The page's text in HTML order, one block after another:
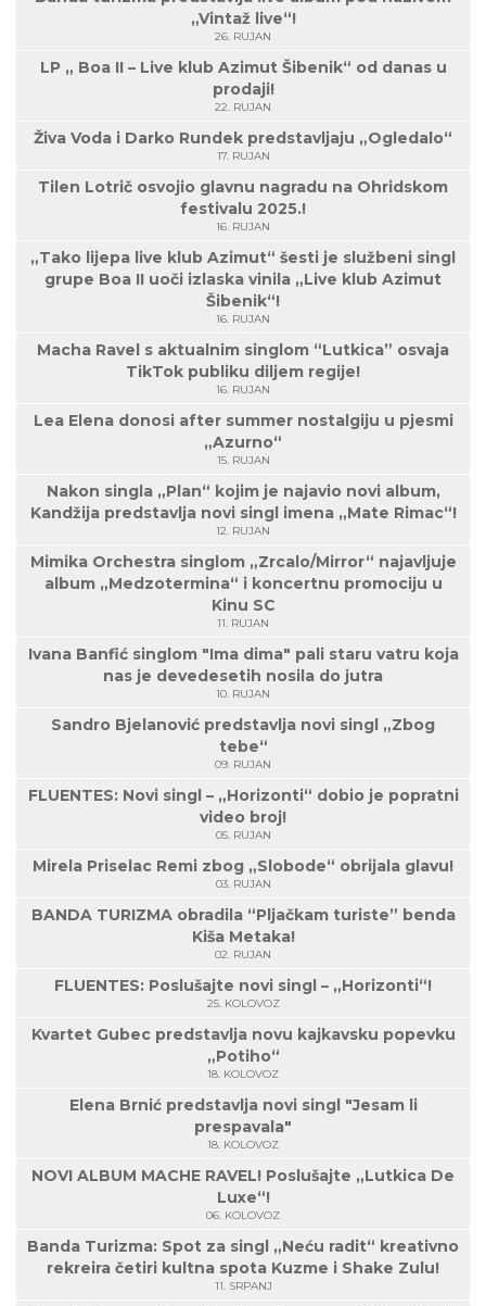
„Vintaž live“!
26. RUJAN
LP „ Boa II – Live klub Azimut Šibenik“ od danas u
prodaji!
22. RUJAN
Živa Voda i Darko Rundek predstavljaju „Ogledalo“
17. RUJAN
Tilen Lotrič osvojio glavnu nagradu na Ohridskom
festivalu 2025.!
16. RUJAN
„Tako lijepa live klub Azimut“ šesti je službeni singl
grupe Boa II uoči izlaska vinila „Live klub Azimut
Šibenik“!
16. RUJAN
Macha Ravel s aktualnim singlom “Lutkica” osvaja
TikTok publiku diljem regije!
16. RUJAN
Lea Elena donosi after summer nostalgiju u pjesmi
„Azurno“
15. RUJAN
Nakon singla „Plan“ kojim je najavio novi album,
Kandžija predstavlja novi singl imena „Mate Rimac“!
12. RUJAN
Mimika Orchestra singlom „Zrcalo/Mirror“ najavljuje
album „Medzotermina“ i koncertnu promociju u
Kinu SC
11. RUJAN
Ivana Banfić singlom "Ima dima" pali staru vatru koja
nas je devedesetih nosila do jutra
10. RUJAN
Sandro Bjelanović predstavlja novi singl „Zbog
tebe“
09. RUJAN
FLUENTES: Novi singl – „Horizonti“ dobio je popratni
video broj!
05. RUJAN
Mirela Priselac Remi zbog „Slobode“ obrijala glavu!
03. RUJAN
BANDA TURIZMA obradila “Pljačkam turiste” benda
Kiša Metaka!
02. RUJAN
FLUENTES: Poslušajte novi singl – „Horizonti“!
25. KOLOVOZ
Kvartet Gubec predstavlja novu kajkavsku popevku
„Potiho“
18. KOLOVOZ
Elena Brnić predstavlja novi singl "Jesam li
prespavala"
18. KOLOVOZ
NOVI ALBUM MACHE RAVEL! Poslušajte „Lutkica De
Luxe“!
06. KOLOVOZ
Banda Turizma: Spot za singl „Neću radit“ kreativno
rekreira četiri kultna spota Kuzme i Shake Zulu!
11. SRPANJ